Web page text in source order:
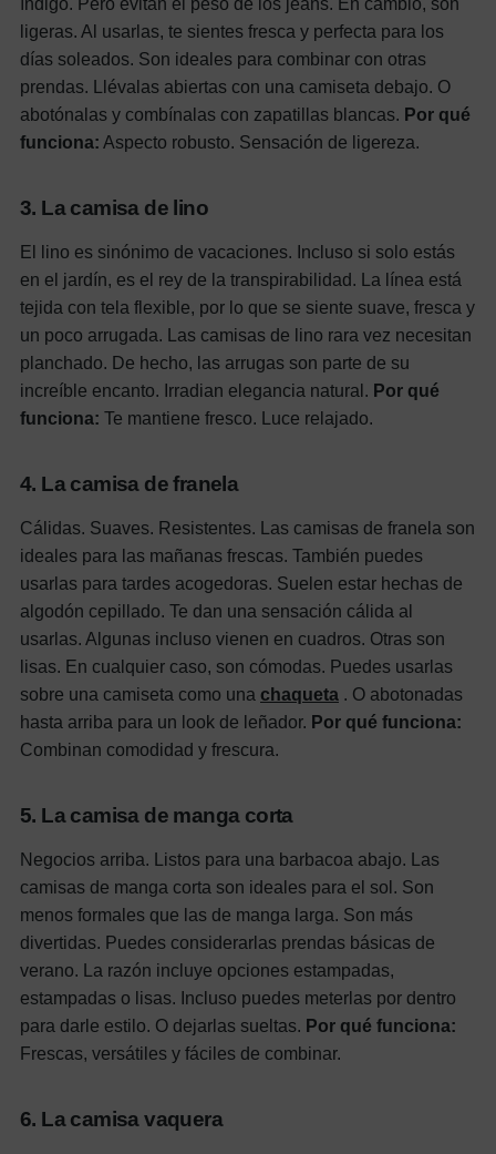
índigo. Pero evitan el peso de los jeans. En cambio, son
ligeras. Al usarlas, te sientes fresca y perfecta para los
días soleados. Son ideales para combinar con otras
prendas. Llévalas abiertas con una camiseta debajo. O
abotónalas y combínalas con zapatillas blancas. Por qué
funciona: Aspecto robusto. Sensación de ligereza.
3. La camisa de lino
El lino es sinónimo de vacaciones. Incluso si solo estás
en el jardín, es el rey de la transpirabilidad. La línea está
tejida con tela flexible, por lo que se siente suave, fresca y
un poco arrugada. Las camisas de lino rara vez necesitan
planchado. De hecho, las arrugas son parte de su
increíble encanto. Irradian elegancia natural. Por qué
funciona: Te mantiene fresco. Luce relajado.
4. La camisa de franela
Cálidas. Suaves. Resistentes. Las camisas de franela son
ideales para las mañanas frescas. También puedes
usarlas para tardes acogedoras. Suelen estar hechas de
algodón cepillado. Te dan una sensación cálida al
usarlas. Algunas incluso vienen en cuadros. Otras son
lisas. En cualquier caso, son cómodas. Puedes usarlas
sobre una camiseta como una chaqueta . O abotonadas
hasta arriba para un look de leñador. Por qué funciona:
Combinan comodidad y frescura.
5. La camisa de manga corta
Negocios arriba. Listos para una barbacoa abajo. Las
camisas de manga corta son ideales para el sol. Son
menos formales que las de manga larga. Son más
divertidas. Puedes considerarlas prendas básicas de
verano. La razón incluye opciones estampadas,
estampadas o lisas. Incluso puedes meterlas por dentro
para darle estilo. O dejarlas sueltas. Por qué funciona:
Frescas, versátiles y fáciles de combinar.
6. La camisa vaquera